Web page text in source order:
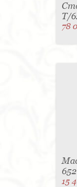
T/
78
652
15